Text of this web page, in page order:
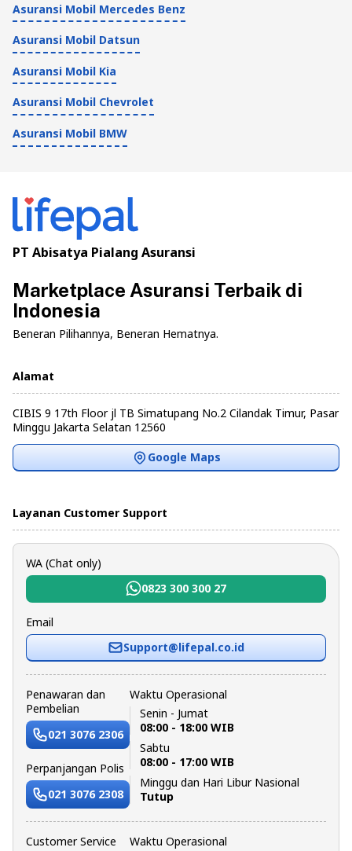
Asuransi Mobil Mercedes Benz
Asuransi Mobil Datsun
Asuransi Mobil Kia
Asuransi Mobil Chevrolet
Asuransi Mobil BMW
PT Abisatya Pialang Asuransi
Marketplace Asuransi Terbaik di
Indonesia
Beneran Pilihannya, Beneran Hematnya.
Alamat
CIBIS 9 17th Floor jl TB Simatupang No.2 Cilandak Timur, Pasar
Minggu Jakarta Selatan 12560
Google Maps
Layanan Customer Support
WA (Chat only)
0823 300 300 27
Email
Support@lifepal.co.id
Penawaran dan
Pembelian
021 3076 2306
Perpanjangan Polis
021 3076 2308
Waktu Operasional
Senin - Jumat
08:00 - 18:00 WIB
Sabtu
08:00 - 17:00 WIB
Minggu dan Hari Libur Nasional
Tutup
Customer Service
Waktu Operasional